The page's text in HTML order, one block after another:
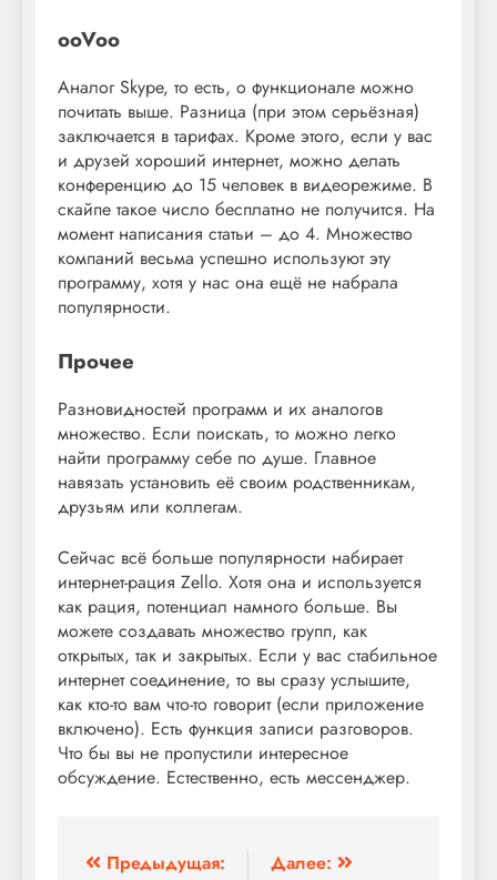
ooVoo
Аналог Skype, то есть, о функционале можно
почитать выше. Разница (при этом серьёзная)
заключается в тарифах. Кроме этого, если у вас
и друзей хороший интернет, можно делать
конференцию до 15 человек в видеорежиме. В
скайпе такое число бесплатно не получится. На
момент написания статьи – до 4. Множество
компаний весьма успешно используют эту
программу, хотя у нас она ещё не набрала
популярности.
Прочее
Разновидностей программ и их аналогов
множество. Если поискать, то можно легко
найти программу себе по душе. Главное
навязать установить её своим родственникам,
друзьям или коллегам.
Сейчас всё больше популярности набирает
интернет-рация Zello. Хотя она и используется
как рация, потенциал намного больше. Вы
можете создавать множество групп, как
открытых, так и закрытых. Если у вас стабильное
интернет соединение, то вы сразу услышите,
как кто-то вам что-то говорит (если приложение
включено). Есть функция записи разговоров.
Что бы вы не пропустили интересное
обсуждение. Естественно, есть мессенджер.
Навигация
Предыдущая: Далее: